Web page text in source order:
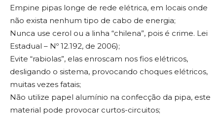
Empine pipas longe de rede elétrica, em locais onde
não exista nenhum tipo de cabo de energia;
Nunca use cerol ou a linha “chilena”, pois é crime. Lei
Estadual – Nº 12.192, de 2006);
Evite “rabiolas”, elas enroscam nos fios elétricos,
desligando o sistema, provocando choques elétricos,
muitas vezes fatais;
Não utilize papel alumínio na confecção da pipa, este
material pode provocar curtos-circuitos;